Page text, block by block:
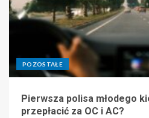
POZOSTAŁE
Pierwsza polisa młodego
przepłacić za OC i AC?